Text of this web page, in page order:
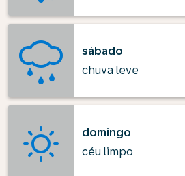
sábado
chuva leve
domingo
céu limpo